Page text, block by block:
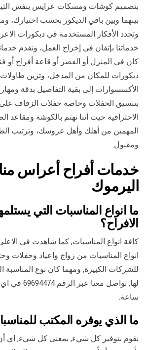
بتصميم كوشات ومسكات عرايس بنفس
بينهما وبين باقي الديكور بحسب اختيارك،
وتجدد الأفكار المستخدمة في ديكورات
خدماتنا بإتقان في إخراج العمل، ونقدم
كان في المنزل أو القصر أو قاعة أفراح أو
ديكورات للمكان من المدخل، وتزين
الأكسسوارات إلى بقية التفاصيل بدقة
بتنسيق الحفلات وخاصة حفلات الزفاف
الاحترافية حيث أننا نهتم بالكوشة ومقاعد
المهمين من أهلك وأهل عروسك، وترتيب
ومقبول.
خدمات أفراح أعراس
اليرموك
ما انواع المناسبات التي
الافراح؟
كافة انواع المناسبات, كما شاهدت في
انواع المناسبات من زواج واعياد وحفلات
للشركات الكبيرة, ومهما كان نوع المناسبة
ساعة.
ما الذي يوفره المكتب
نقوم بتوفير كل شيء, بمعنى كل شيء, اي